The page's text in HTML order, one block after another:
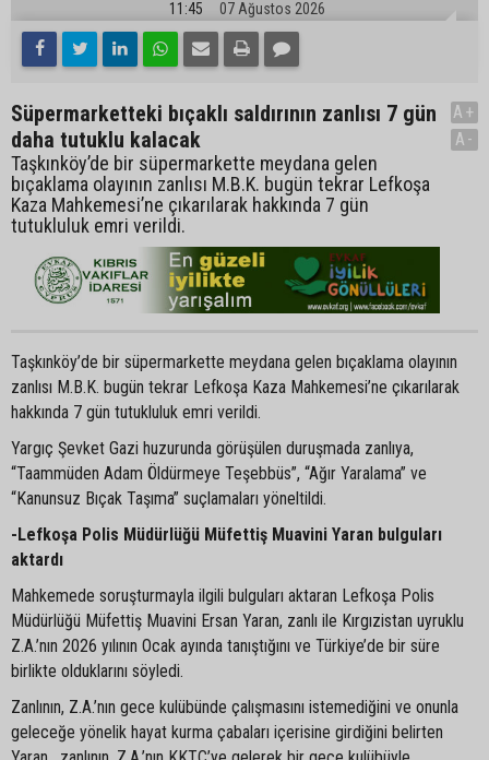
11:45 07 Ağustos 2026
Süpermarketteki bıçaklı saldırının zanlısı 7 gün
daha tutuklu kalacak
Taşkınköy’de bir süpermarkette meydana gelen
bıçaklama olayının zanlısı M.B.K. bugün tekrar Lefkoşa
Kaza Mahkemesi’ne çıkarılarak hakkında 7 gün
tutukluluk emri verildi.
A+
A-
Taşkınköy’de bir süpermarkette meydana gelen bıçaklama olayının
zanlısı M.B.K. bugün tekrar Lefkoşa Kaza Mahkemesi’ne çıkarılarak
hakkında 7 gün tutukluluk emri verildi.
Yargıç Şevket Gazi huzurunda görüşülen duruşmada zanlıya,
“Taammüden Adam Öldürmeye Teşebbüs”, “Ağır Yaralama” ve
“Kanunsuz Bıçak Taşıma” suçlamaları yöneltildi.
-Lefkoşa Polis Müdürlüğü Müfettiş Muavini Yaran bulguları
aktardı
Mahkemede soruşturmayla ilgili bulguları aktaran Lefkoşa Polis
Müdürlüğü Müfettiş Muavini Ersan Yaran, zanlı ile Kırgızistan uyruklu
Z.A.’nın 2026 yılının Ocak ayında tanıştığını ve Türkiye’de bir süre
birlikte olduklarını söyledi.
Zanlının, Z.A.’nın gece kulübünde çalışmasını istemediğini ve onunla
geleceğe yönelik hayat kurma çabaları içerisine girdiğini belirten